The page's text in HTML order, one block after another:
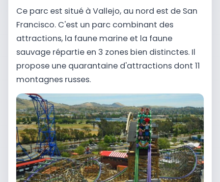
Ce parc est situé à Vallejo, au nord est de San
Francisco. C'est un parc combinant des
attractions, la faune marine et la faune
sauvage répartie en 3 zones bien distinctes. Il
propose une quarantaine d'attractions dont 11
montagnes russes.